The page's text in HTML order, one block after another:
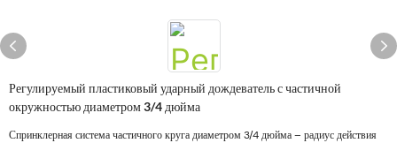
Регулируемый пластиковый ударный дождеватель с частичной
окружностью диаметром 3/4 дюйма
Спринклерная система частичного круга диаметром 3/4 дюйма – радиус действия